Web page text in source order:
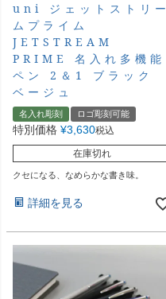
uni ジェットストリー
ムプライム
JETSTREAM
PRIME 名入れ多機能
ペン 2＆1 ブラック
ベージュ
名入れ彫刻 ロゴ彫刻可能
特別価格 ¥3,630税込
在庫切れ
クセになる、なめらかな書き味。
詳細を見る